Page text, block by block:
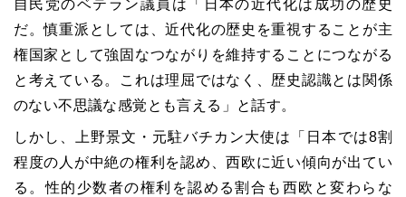
自民党のベテラン議員は「日本の近代化は成功の歴史
だ。慎重派としては、近代化の歴史を重視することが主
権国家として強固なつながりを維持することにつながる
と考えている。これは理屈ではなく、歴史認識とは関係
のない不思議な感覚とも言える」と話す。
しかし、上野景文・元駐バチカン大使は「日本では8割
程度の人が中絶の権利を認め、西欧に近い傾向が出てい
る。性的少数者の権利を認める割合も西欧と変わらな